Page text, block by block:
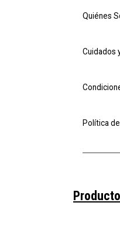
Quiénes
Cuidados
Política